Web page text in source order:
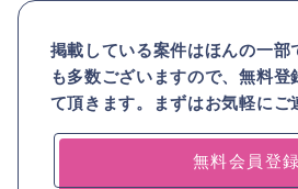
掲載している案件はほんの一部
も多数ございますので、無料登
て頂きます。まずはお気軽にご
無料会員登録